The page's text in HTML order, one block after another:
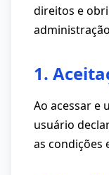
direitos e
1.
Ao acessar e
usuário
as condições